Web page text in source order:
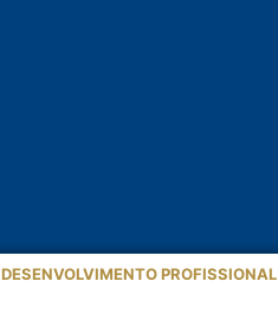
DESENVOLVIMENTO PROFISSIONAL